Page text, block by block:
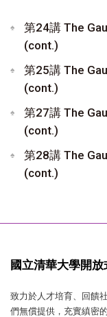
第24講 The
(cont.)
第25講 The
(cont.)
第27講 The
(cont.)
第28講 The
(cont.)
國立清華大學開
致力於人才培育、回饋
們無償提供，充實縝密